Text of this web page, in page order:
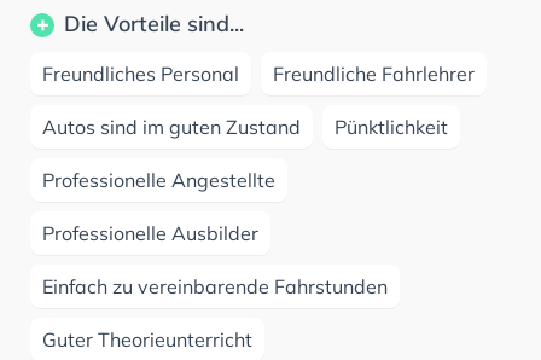
Die Vorteile sind...
Freundliches Personal Freundliche Fahrlehrer
Autos sind im guten Zustand Pünktlichkeit
Professionelle Angestellte
Professionelle Ausbilder
Einfach zu vereinbarende Fahrstunden
Guter Theorieunterricht